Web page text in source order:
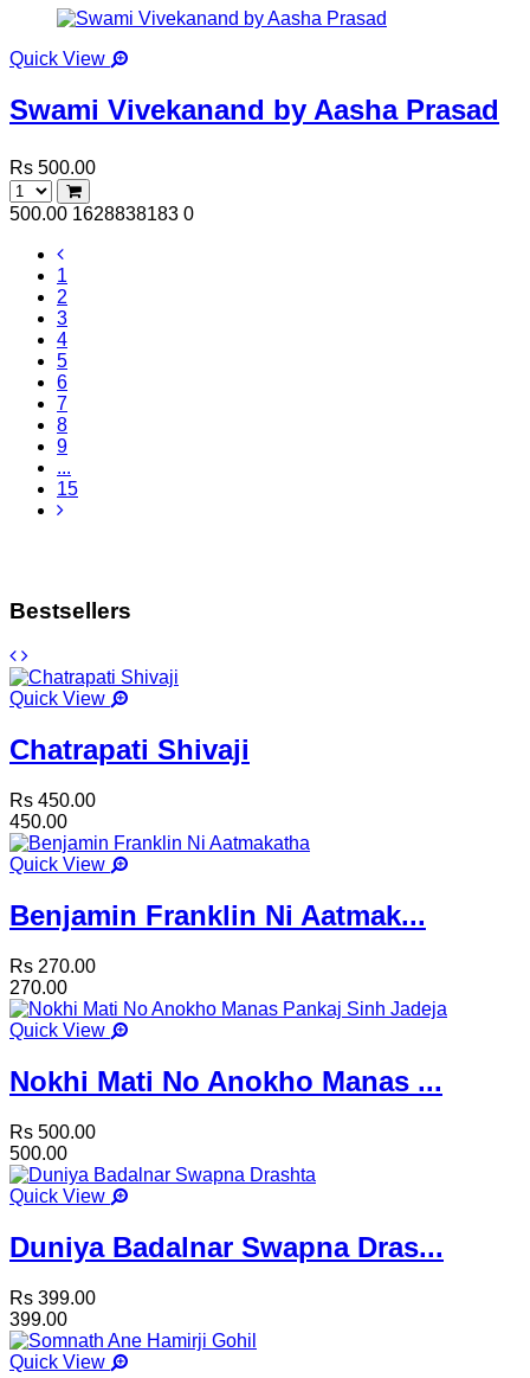
Quick View
Swami Vivekanand by Aasha Prasad
Rs 500.00
500.00 1628838183 0
1
2
3
4
5
6
7
8
9
...
15
Bestsellers
Quick View
Chatrapati Shivaji
Rs 450.00
450.00
Quick View
Benjamin Franklin Ni Aatmak...
Rs 270.00
270.00
Quick View
Nokhi Mati No Anokho Manas ...
Rs 500.00
500.00
Quick View
Duniya Badalnar Swapna Dras...
Rs 399.00
399.00
Quick View